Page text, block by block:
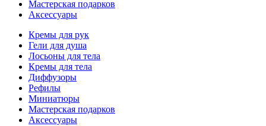
Мастерская подарков
Аксессуары
Кремы для рук
Гели для душа
Лосьоны для тела
Кремы для тела
Диффузоры
Рефилы
Миниатюры
Мастерская подарков
Аксессуары